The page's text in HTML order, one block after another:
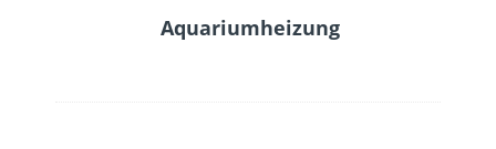
Aquariumheizung